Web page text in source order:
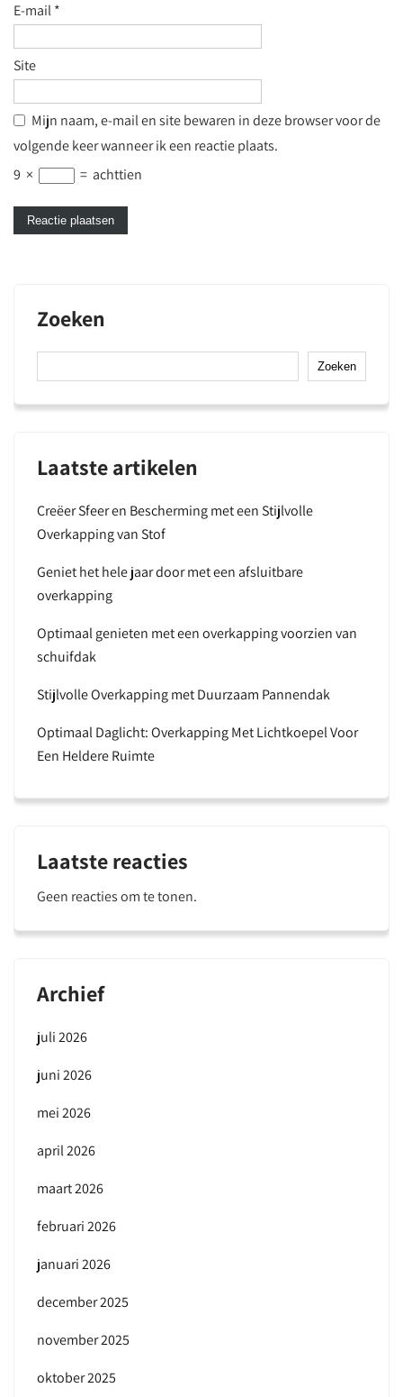
E-mail*
Site
Mijn naam, e-mail en site bewaren in deze browser voor de
volgende keer wanneer ik een reactie plaats.
9 × = achttien
Zoeken
Zoeken
Laatste artikelen
Creëer Sfeer en Bescherming met een Stijlvolle
Overkapping van Stof
Geniet het hele jaar door met een afsluitbare
overkapping
Optimaal genieten met een overkapping voorzien van
schuifdak
Stijlvolle Overkapping met Duurzaam Pannendak
Optimaal Daglicht: Overkapping Met Lichtkoepel Voor
Een Heldere Ruimte
Laatste reacties
Geen reacties om te tonen.
Archief
juli 2026
juni 2026
mei 2026
april 2026
maart 2026
februari 2026
januari 2026
december 2025
november 2025
oktober 2025